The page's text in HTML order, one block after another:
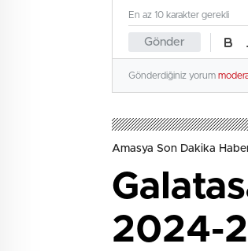
Gönder
En az 10 karakter gerekli
Gönderdiğiniz yorum
Amasya Son Dakika
2024-